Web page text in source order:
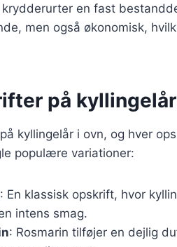
en fast
men også økonomisk,
på
kyllingelår i ovn, og hver
populære variationer:
: En klassisk opskrift, hvor
intens smag.
: Rosmarin tilføjer en dejlig